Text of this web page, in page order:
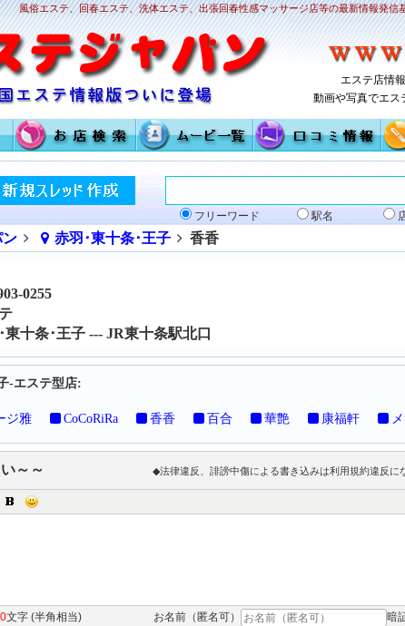
風俗エステ、回春エステ、洗体エステ、出張回春性感マッサージ店等の最新情報発信
エステ店情
動画や写真でエス
フリーワード 駅名
ン 赤羽･東十条･王子 香香
0255
東十条･王子 --- JR東十条駅北口
-エステ型店:
ジ雅 CoCoRiRa 香香 百合 華艶 康福軒
～～ ◆法律違反、誹謗中傷による書き込みは利用規約違反に
文字 (半角相当) お名前（匿名可） 暗